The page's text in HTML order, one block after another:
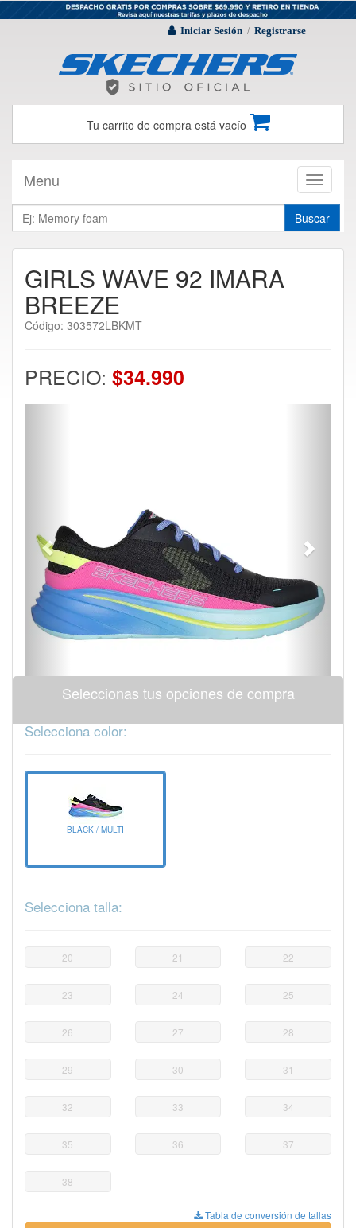
Iniciar Sesión / Registrarse
Tu carrito de compra está vacío
Toggle
Menu
Buscar
GIRLS WAVE 92 IMARA
BREEZE
Código: 303572LBKMT
PRECIO: $34.990
Seleccionas tus opciones de compra
Selecciona color:
BLACK / MULTI
Selecciona talla:
20 21 22
23 24 25
26 27 28
29 30 31
32 33 34
35 36 37
38
Tabla de conversión de tallas